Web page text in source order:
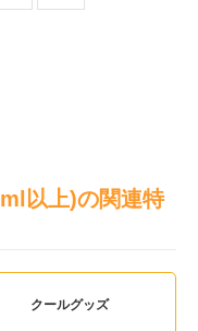
以上)の関連特
クールグッズ